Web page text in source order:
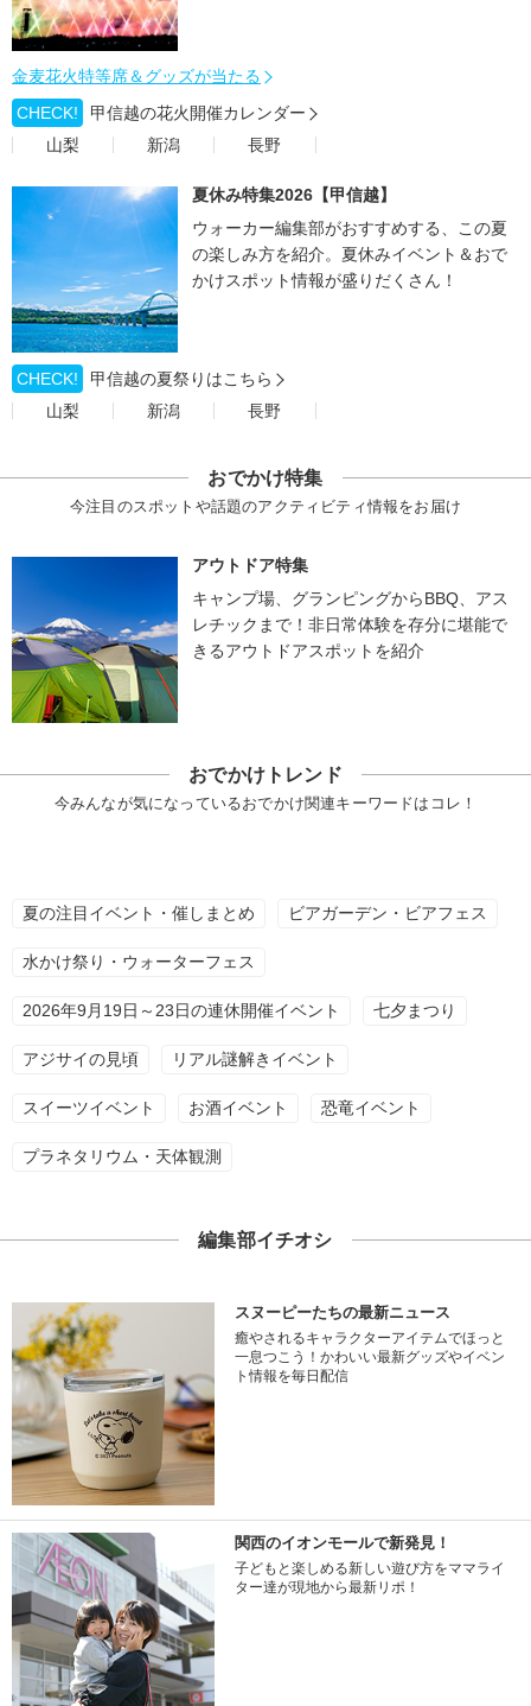
金麦花火特等席＆グッズが当たる
CHECK!
甲信越の花火開催カレンダー
山梨
新潟 長野
夏休み特集2026【甲信越】
ウォーカー編集部がおすすめする、この夏
の楽しみ方を紹介。夏休みイベント＆おで
かけスポット情報が盛りだくさん！
CHECK!
甲信越の夏祭りはこちら
山梨
新潟 長野
おでかけ特集
今注目のスポットや話題のアクティビティ情報をお届け
アウトドア特集
キャンプ場、グランピングからBBQ、アス
レチックまで！非日常体験を存分に堪能で
きるアウトドアスポットを紹介
おでかけトレンド
今みんなが気になっているおでかけ関連キーワードはコレ！
夏の注目イベント・催しまとめ ビアガーデン・ビアフェス
水かけ祭り・ウォーターフェス
2026年9月19日～23日の連休開催イベント 七夕まつり
アジサイの見頃 リアル謎解きイベント
スイーツイベント お酒イベント 恐竜イベント
プラネタリウム・天体観測
編集部イチオシ
スヌーピーたちの最新ニュース
癒やされるキャラクターアイテムでほっと
一息つこう！かわいい最新グッズやイベン
ト情報を毎日配信
関西のイオンモールで新発見！
子どもと楽しめる新しい遊び方をママライ
ター達が現地から最新リポ！